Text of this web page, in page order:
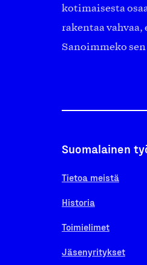
kotimaisesta
rakentaa
Sanoimmeko sen
Suomalainen
Tietoa meistä
Historia
Toimielimet
Jäsenyritykset